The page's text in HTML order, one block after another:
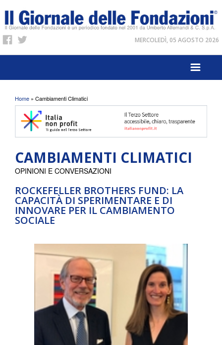
MERCOLEDÌ, 05 AGOSTO 2026
Tu sei qui
Home » Cambiamenti Climatici
CAMBIAMENTI CLIMATICI
ROCKEFELLER BROTHERS FUND: LA
CAPACITÀ DI SPERIMENTARE E DI
INNOVARE PER IL CAMBIAMENTO
SOCIALE
OPINIONI E CONVERSAZIONI